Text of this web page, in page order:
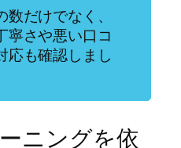
数だけでなく、
寧さや悪い口コ
応も確認しまし
ニングを依